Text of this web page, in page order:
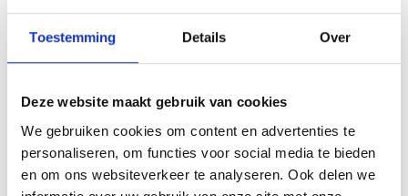
Toestemming Details Over
Deze website maakt gebruik van cookies
We gebruiken cookies om content en advertenties te
personaliseren, om functies voor social media te bieden
en om ons websiteverkeer te analyseren. Ook delen we
Wat ik tot nu toe heb geleerd tijdens mijn
stage, is vooral initiatief nemen en mensen
aanspreken. Het team hier is heel gezellig
en behulpzaam. Iedereen steekt graag de
handen uit de mouwen en let erop dat je
op een goede manier kunt meedoen. De
vrijdagmiddagborrel met chips en cola is